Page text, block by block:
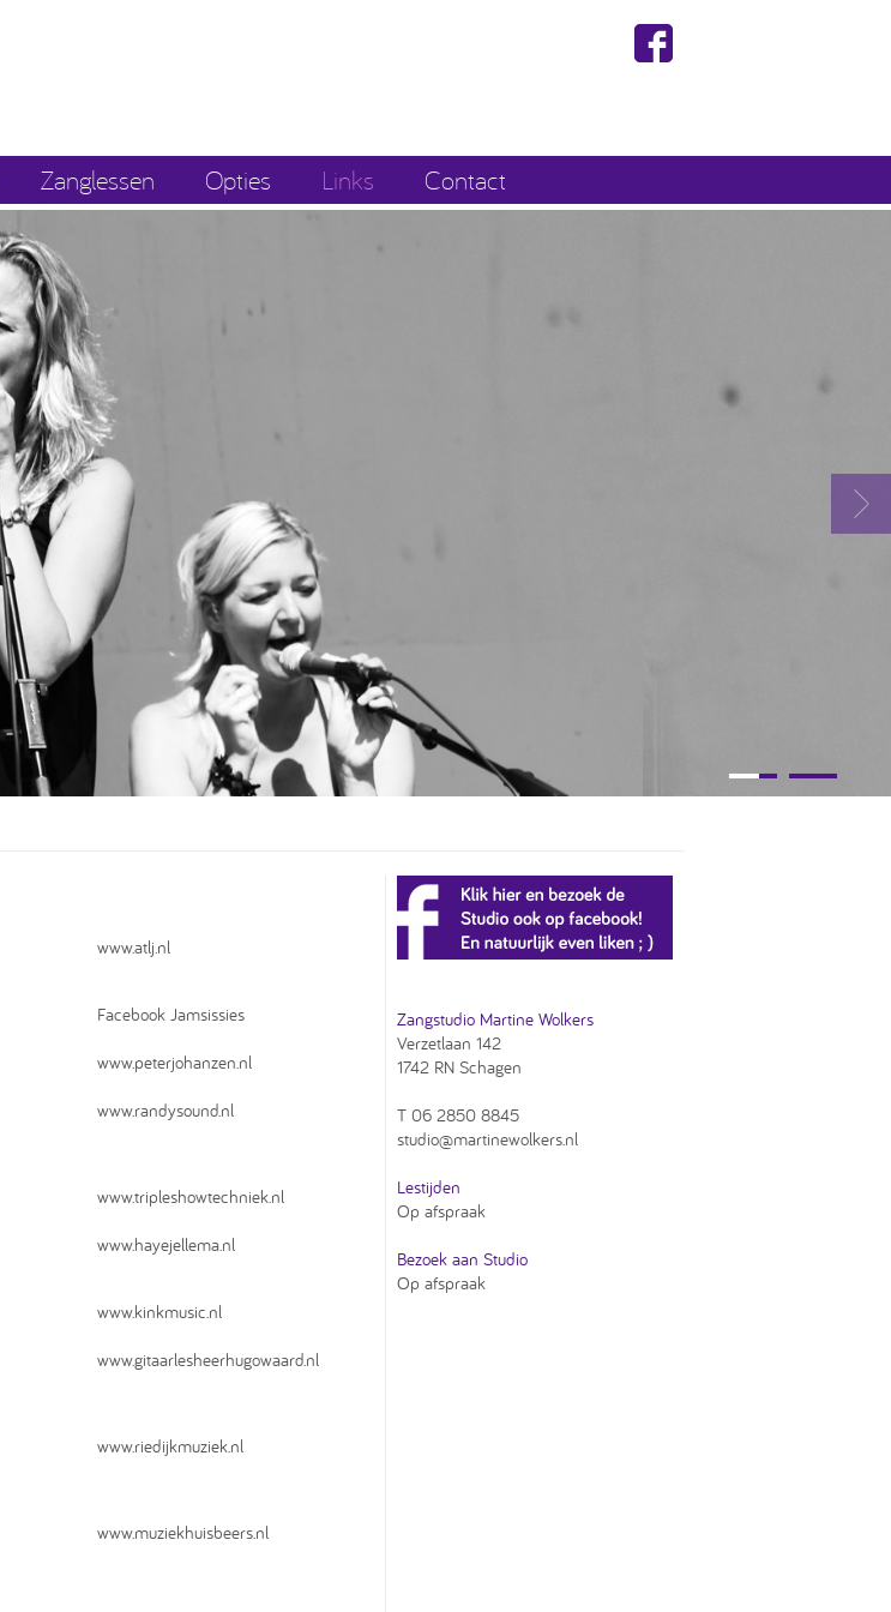
Zanglessen Opties Links Contact
Zangstudio Martine Wolkers
Verzetlaan 142
1742 RN Schagen
T 06 2850 8845
studio@martinewolkers.nl
Lestijden
Op afspraak
Bezoek aan Studio
Op afspraak
www.atlj.nl
Facebook Jamsissies
www.peterjohanzen.nl
www.randysound.nl
www.tripleshowtechniek.nl
www.hayejellema.nl
www.kinkmusic.nl
www.gitaarlesheerhugowaard.nl
www.riedijkmuziek.nl
www.muziekhuisbeers.nl